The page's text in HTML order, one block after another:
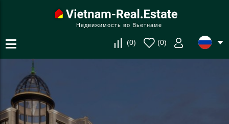
Недвижимость во Вьетнаме
(0) (0)